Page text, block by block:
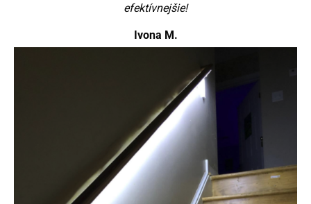
efektívnejšie!
Ivona M.